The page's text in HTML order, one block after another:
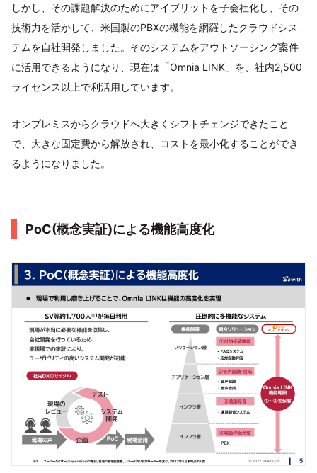
しかし、その課題解決のためにアイブリットを子会社化し、その
技術力を活かして、米国製のPBXの機能を網羅したクラウドシス
テムを自社開発しました。そのシステムをアウトソーシング案件
に活用できるようになり、現在は「Omnia LINK」を、社内2,500
ライセンス以上で利活用しています。
オンプレミスからクラウドへ大きくシフトチェンジできたこと
で、大きな固定費から解放され、コストを最小化することができ
るようになりました。
PoC(概念実証)による機能高度化